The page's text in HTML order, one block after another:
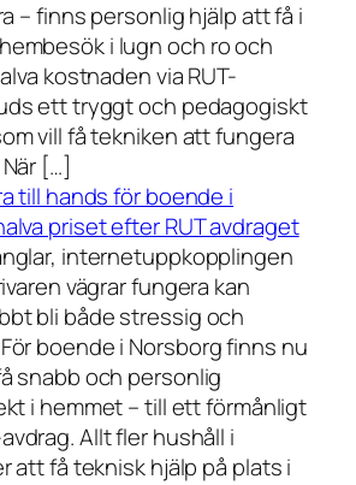
– finns personlig hjälp att få i
i lugn och ro och
kostnaden via RUT-
ett tryggt och pedagogiskt
vill få tekniken att fungera
[…]
till hands för boende i
priset efter RUT avdraget
internetuppkopplingen
vägrar fungera kan
bli både stressig och
boende i Norsborg finns nu
snabb och personlig
i hemmet – till ett förmånligt
Allt fler hushåll i
att få teknisk hjälp på plats i